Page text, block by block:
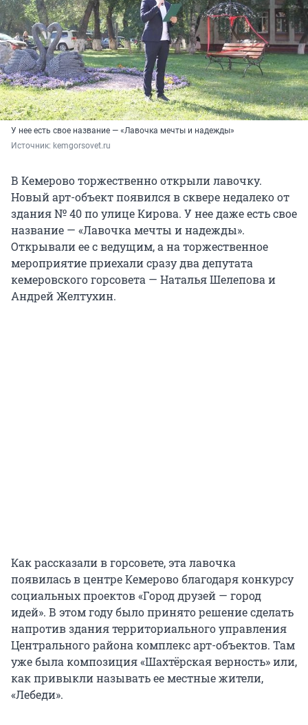
У нее есть свое название — «Лавочка мечты и надежды»
Источник: kemgorsovet.ru
В Кемерово торжественно открыли лавочку.
Новый арт-объект появился в сквере недалеко от
здания № 40 по улице Кирова. У нее даже есть свое
название — «Лавочка мечты и надежды».
Открывали ее с ведущим, а на торжественное
мероприятие приехали сразу два депутата
кемеровского горсовета — Наталья Шелепова и
Андрей Желтухин.
Как рассказали в горсовете, эта лавочка
появилась в центре Кемерово благодаря конкурсу
социальных проектов «Город друзей — город
идей». В этом году было принято решение сделать
напротив здания территориального управления
Центрального района комплекс арт-объектов. Там
уже была композиция «Шахтёрская верность» или,
как привыкли называть ее местные жители,
«Лебеди».